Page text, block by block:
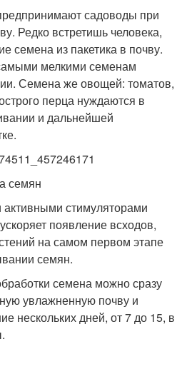
садоводы при
Редко встретишь человека,
семена из пакетика в почву.
мелкими семенам
Семена же овощей: томатов,
перца нуждаются в
и дальнейшей
семян
активными стимуляторами
появление всходов,
на самом первом этапе
семян.
семена можно сразу
увлажненную почву и
нескольких дней, от 7 до 15, в